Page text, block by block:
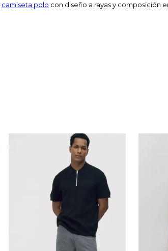
camiseta polo con diseño a rayas y composición